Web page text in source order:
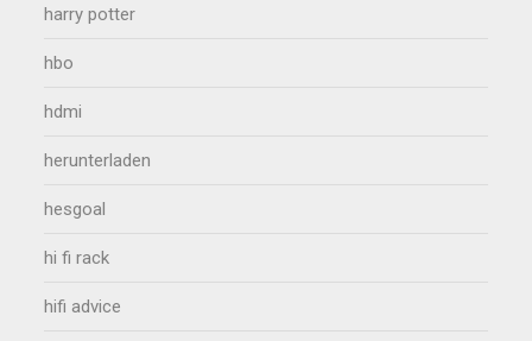
harry potter
hbo
hdmi
herunterladen
hesgoal
hi fi rack
hifi advice